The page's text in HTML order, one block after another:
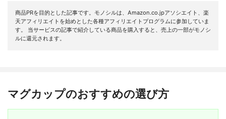
商品PRを目的とした記事です。モノシルは、Amazon.co.jpアソシエイト、楽
天アフィリエイトを始めとした各種アフィリエイトプログラムに参加していま
す。 当サービスの記事で紹介している商品を購入すると、売上の一部がモノシ
ルに還元されます。
マグカップのおすすめの選び方